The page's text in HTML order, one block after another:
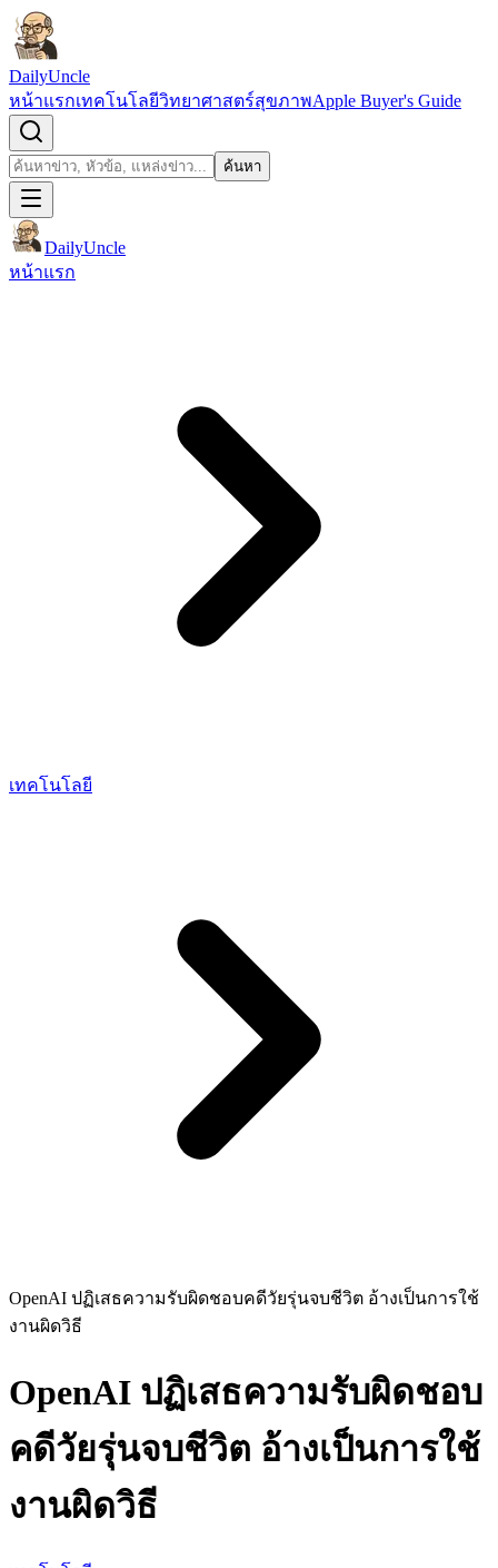
ข้ามไปยังเนื้อหา
DailyUncle
หน้าแรกเทคโนโลยีวิทยาศาสตร์สุขภาพApple Buyer's Guide
ค้นหา ค้นหา
DailyUncle
หน้าแรก
เทคโนโลยี
OpenAI ปฏิเสธความรับผิดชอบคดีวัยรุ่นจบชีวิต อ้างเป็นการใช้
งานผิดวิธี
OpenAI ปฏิเสธความรับผิดชอบ
คดีวัยรุ่นจบชีวิต อ้างเป็นการใช้
งานผิดวิธี